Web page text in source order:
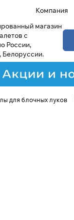
Компания
магазин
с
России,
Белоруссии.
для блочных луков